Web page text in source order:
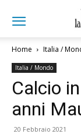
Home Italia /
Italia / Mondo
Calcio
anni
20 Febbraio 2021